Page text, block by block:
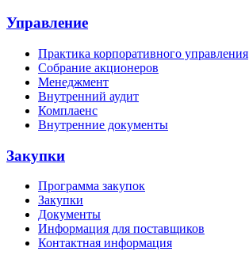
Управление
Практика корпоративного управления
Собрание акционеров
Менеджмент
Внутренний аудит
Комплаенс
Внутренние документы
Закупки
Программа закупок
Закупки
Документы
Информация для поставщиков
Контактная информация